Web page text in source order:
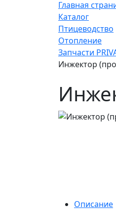
Главная
Каталог
Птицеводство
Отопление
Запчасти
Инжектор
Описание